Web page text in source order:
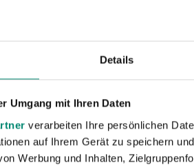
Details
Umgang mit Ihren Daten
verarbeiten Ihre persönlichen
auf Ihrem Gerät zu speichern
Werbung und Inhalten,
Wikinger habt, meldet euch